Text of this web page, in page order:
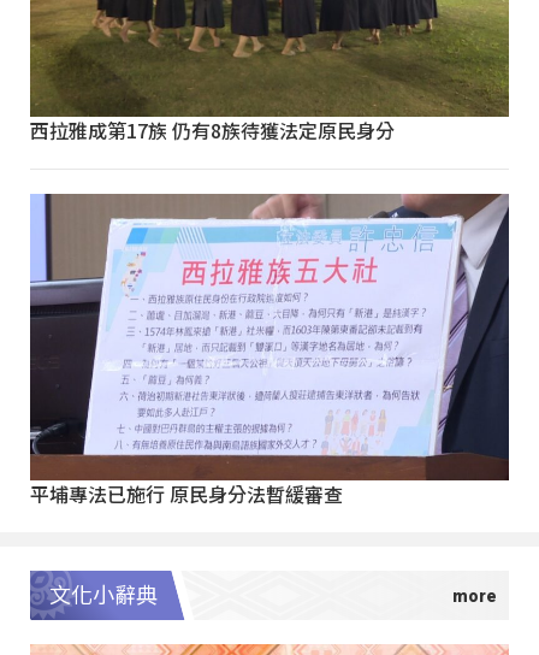
西拉雅成第17族 仍有8族待獲法定原民身分
平埔專法已施行 原民身分法暫緩審查
文化小辭典